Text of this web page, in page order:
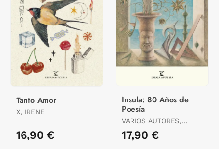
Tanto Amor
X, IRENE
16,90 €
Ínsula: 80 Años de
Poesía
VARIOS AUTORES,
VARIOS AUTORES
17,90 €